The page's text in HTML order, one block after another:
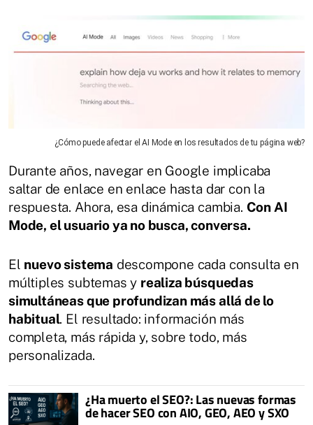
¿Cómo puede afectar el AI Mode en los resultados de tu página web?
Durante años, navegar en Google implicaba
saltar de enlace en enlace hasta dar con la
respuesta. Ahora, esa dinámica cambia. Con AI
Mode, el usuario ya no busca, conversa.
El nuevo sistema descompone cada consulta en
múltiples subtemas y realiza búsquedas
simultáneas que profundizan más allá de lo
habitual. El resultado: información más
completa, más rápida y, sobre todo, más
personalizada.
¿Ha muerto el SEO?: Las nuevas formas
de hacer SEO con AIO, GEO, AEO y SXO